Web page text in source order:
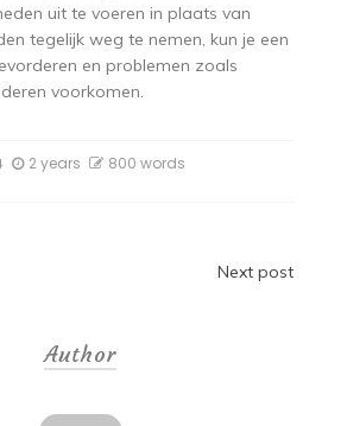
uit te voeren in plaats van
tegelijk weg te nemen, kun je een
en problemen zoals
voorkomen.
2 years 800 words
Next post
Author